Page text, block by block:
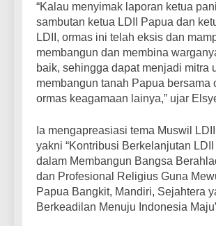
“Kalau menyimak laporan ketua
sambutan ketua LDII Papua dan
LDII, ormas ini telah eksis dan
membangun dan membina
baik, sehingga dapat menjadi mitra
membangun tanah Papua bersama
ormas keagamaan lainya,” ujar
Ia mengapreasiasi tema Muswil
yakni “Kontribusi Berkelanjutan
dalam Membangun Bangsa
dan Profesional Religius Guna
Papua Bangkit, Mandiri, Sejahtera
Berkeadilan Menuju Indonesia